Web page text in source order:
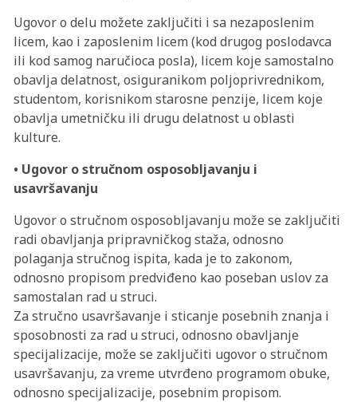
Ugovor o delu možete zaključiti i sa nezaposlenim
licem, kao i zaposlenim licem (kod drugog poslodavca
ili kod samog naručioca posla), licem koje samostalno
obavlja delatnost, osiguranikom poljoprivrednikom,
studentom, korisnikom starosne penzije, licem koje
obavlja umetničku ili drugu delatnost u oblasti
kulture.
• Ugovor o stručnom osposobljavanju i
usavršavanju
Ugovor o stručnom osposobljavanju može se zaključiti
radi obavljanja pripravničkog staža, odnosno
polaganja stručnog ispita, kada je to zakonom,
odnosno propisom predviđeno kao poseban uslov za
samostalan rad u struci.
Za stručno usavršavanje i sticanje posebnih znanja i
sposobnosti za rad u struci, odnosno obavljanje
specijalizacije, može se zaključiti ugovor o stručnom
usavršavanju, za vreme utvrđeno programom obuke,
odnosno specijalizacije, posebnim propisom.